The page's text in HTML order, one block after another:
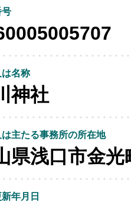
号
名称
神社
主たる事務所の所在地
県浅口市金
年月日